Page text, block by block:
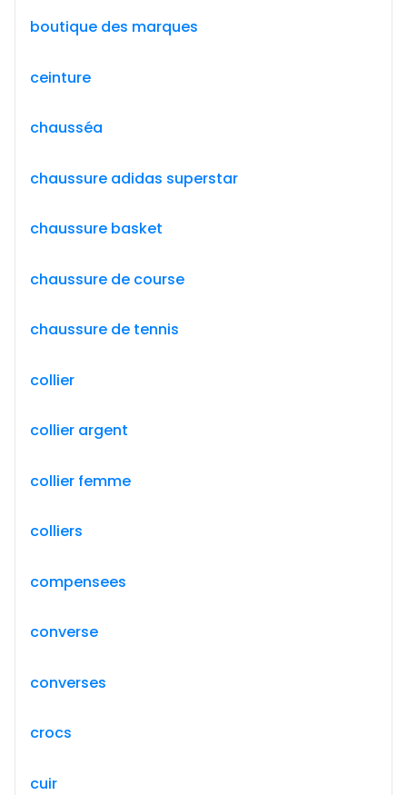
boutique des marques
ceinture
chausséa
chaussure adidas superstar
chaussure basket
chaussure de course
chaussure de tennis
collier
collier argent
collier femme
colliers
compensees
converse
converses
crocs
cuir